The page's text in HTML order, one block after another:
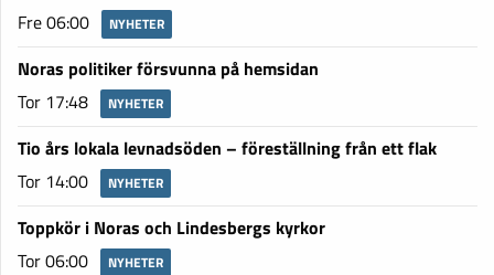
Fre 06:00
NYHETER
Noras politiker försvunna på hemsidan
Tor 17:48
NYHETER
Tio års lokala levnadsöden – föreställning från ett flak
Tor 14:00
NYHETER
Toppkör i Noras och Lindesbergs kyrkor
Tor 06:00
NYHETER